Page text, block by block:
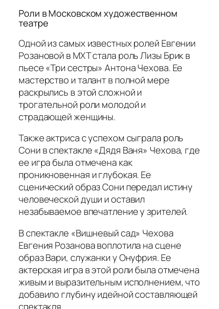
Роли в Московском художественном
театре
Одной из самых известных ролей Евгении
Розановой в МХТ стала роль Лизы Брик в
пьесе «Три сестры» Антона Чехова. Ее
мастерство и талант в полной мере
раскрылись в этой сложной и
трогательной роли молодой и
страдающей женщины.
Также актриса с успехом сыграла роль
Сони в спектакле «Дядя Ваня» Чехова, где
ее игра была отмечена как
проникновенная и глубокая. Ее
сценический образ Сони передал истину
человеческой души и оставил
незабываемое впечатление у зрителей.
В спектакле «Вишневый сад» Чехова
Евгения Розанова воплотила на сцене
образ Вари, служанки у Онуфрия. Ее
актерская игра в этой роли была отмечена
живым и выразительным исполнением, что
добавило глубину идейной составляющей
спектакля.